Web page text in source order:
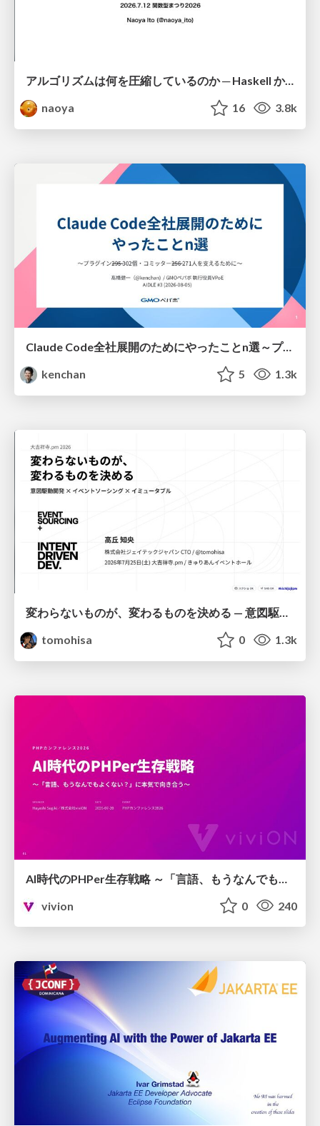
アルゴリズムは何を圧縮しているのか ─ Haskell から育った「圧縮代数」というメンタルモデル
naoya
16 3.8k
Claude Code全社展開のためにやったことn選～プラグイン302個・コミッター271人を支えるために～
kenchan
5 1.3k
変わらないものが、変わるものを決める — 意図駆動開発 × イベントソーシング × イミュータブル | What Doesn't Change Decides What Can — IDD × Event Sourcing × Immutability
tomohisa
0 1.3k
vivion
0 240